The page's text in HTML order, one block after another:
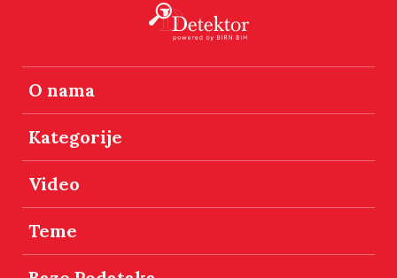
O nama
Kategorije
Video
Teme